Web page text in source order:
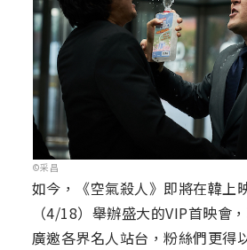
©采昌
如今，《空氣殺人》即將在韓上
（4/18）舉辦盛大的VIP首映會
廣邀各界名人站台，粉絲們更得